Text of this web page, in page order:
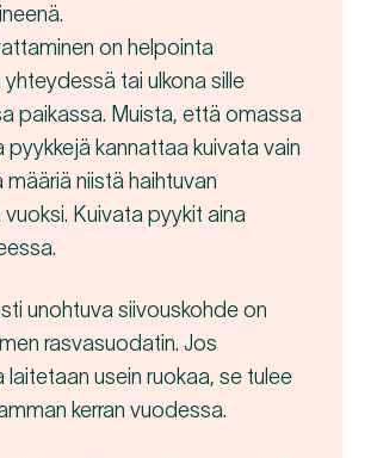
on helpointa
tai ulkona sille
paikassa. Muista, että omassa
pyykkejä kannattaa kuivata vain
määriä niistä haihtuvan
Kuivata pyykit aina
unohtuva siivouskohde on
rasvasuodatin. Jos
laitetaan usein ruokaa, se tulee
kerran vuodessa.